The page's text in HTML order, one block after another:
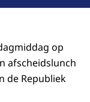
op
afscheidslunch
de Republiek